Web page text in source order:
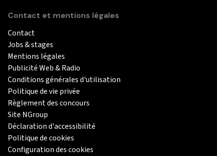
Contact et mentions légales
Contact
Jobs & stages
Mentions légales
Publicité Web & Radio
Conditions générales d'utilisation
Politique de vie privée
Règlement des concours
Site NGroup
Déclaration d'accessibilité
Politique de cookies
Configuration des cookies